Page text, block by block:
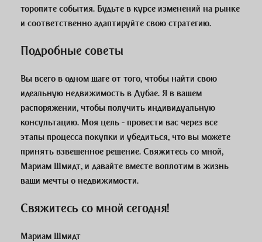
торопите события. Будьте в курсе изменений на рынке
и соответственно адаптируйте свою стратегию.
Подробные советы
Вы всего в одном шаге от того, чтобы найти свою
идеальную недвижимость в Дубае. Я в вашем
распоряжении, чтобы получить индивидуальную
консультацию. Моя цель - провести вас через все
этапы процесса покупки и убедиться, что вы можете
принять взвешенное решение. Свяжитесь со мной,
Мариам Шмидт, и давайте вместе воплотим в жизнь
ваши мечты о недвижимости.
Свяжитесь со мной сегодня!
Мариам Шмидт